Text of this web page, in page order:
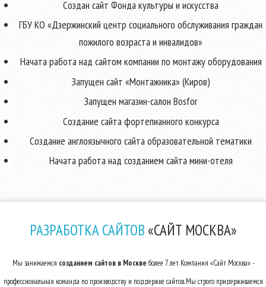
Создан сайт Фонда культуры и искусства
ГБУ КО «Дзержинский центр социального обслуживания граждан
пожилого возраста и инвалидов»
Начата работа над сайтом компании по монтажу оборудования
Запущен сайт «Монтажника» (Киров)
Запущен магазин-салон Bosfor
Создание сайта фортепианного конкурса
Создание англоязычного сайта образовательной тематики
Начата работа над созданием сайта мини-отеля
РАЗРАБОТКА САЙТОВ«САЙТ МОСКВА»
Мы занимаемся созданием сайтов в Москве более 7 лет. Компания «Сайт Москва» -
профессиональная команда по производству и поддержке сайтов. Мы строго придерживаемся